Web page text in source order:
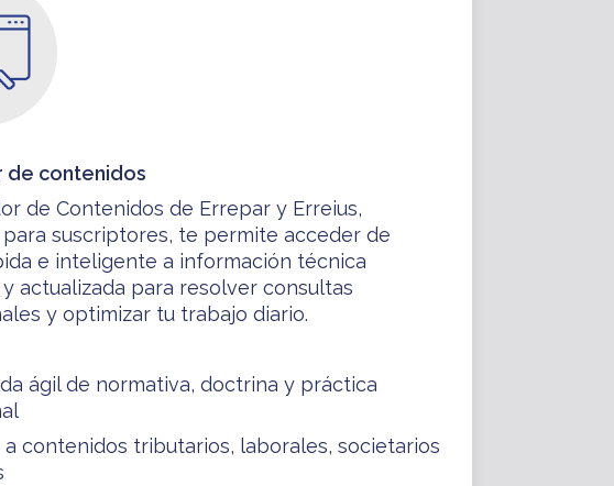
de contenidos
de Contenidos de Errepar y Erreius,
suscriptores, te permite acceder de
e inteligente a información técnica
actualizada para resolver consultas
y optimizar tu trabajo diario.
ágil de normativa, doctrina y práctica
a contenidos tributarios, laborales, societarios